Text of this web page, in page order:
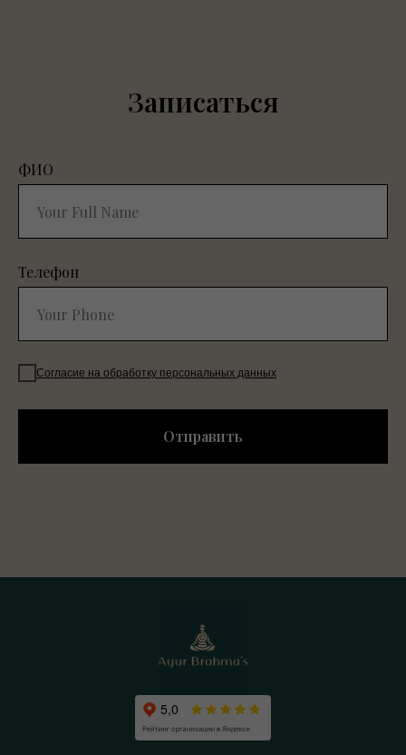
Записаться
ФИО
Телефон
Согласие на обработку персональных данных
Отправить